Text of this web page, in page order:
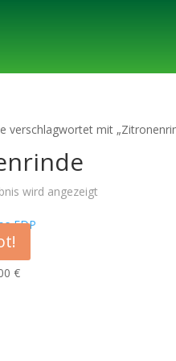
verschlagwortet mit
wird angezeigt
€Preisspanne: